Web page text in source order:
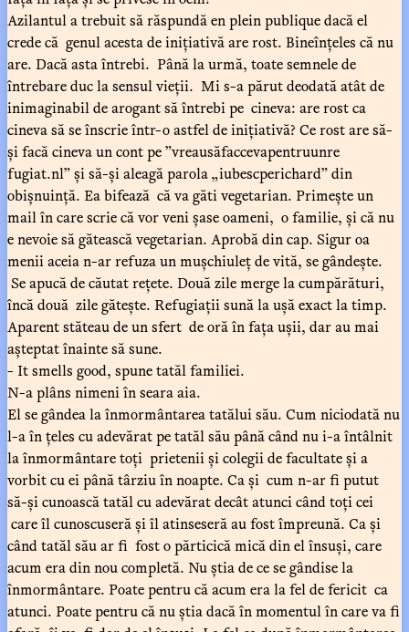
Azilantul a trebuit să răspundă en plein publique dacă el
crede că genul acesta de inițiativă are rost. Bineînțeles că nu
are. Dacă asta întrebi. Până la urmă, toate semnele de
întrebare duc la sensul vieții. Mi s-a părut deodată atât de
inimaginabil de arogant să întrebi pe cineva: are rost ca
cineva să se înscrie într-o astfel de inițiativă? Ce rost are să-
și facă cineva un cont pe ”vreausăfaccevapentruunre
fugiat.nl” și să-și aleagă parola „iubescperichard” din
obișnuință. Ea bifează că va găti vegetarian. Primește un
mail în care scrie că vor veni șase oameni, o familie, și că nu
e nevoie să gătească vegetarian. Aprobă din cap. Sigur oa
menii aceia n-ar refuza un mușchiuleț de vită, se gândește.
Se apucă de căutat rețete. Două zile merge la cumpărături,
încă două zile gătește. Refugiații sună la ușă exact la timp.
Aparent stăteau de un sfert de oră în fața ușii, dar au mai
așteptat înainte să sune.
- It smells good, spune tatăl familiei.
N-a plâns nimeni în seara aia.
El se gândea la înmormântarea tatălui său. Cum niciodată nu
l-a în țeles cu adevărat pe tatăl său până când nu i-a întâlnit
la înmormântare toți prietenii și colegii de facultate și a
vorbit cu ei până târziu în noapte. Ca și cum n-ar fi putut
să-și cunoască tatăl cu adevărat decât atunci când toți cei
care îl cunoscuseră și îl atinseseră au fost împreună. Ca și
când tatăl său ar fi fost o părticică mică din el însuși, care
acum era din nou completă. Nu știa de ce se gândise la
înmormântare. Poate pentru că acum era la fel de fericit ca
atunci. Poate pentru că nu știa dacă în momentul în care va fi